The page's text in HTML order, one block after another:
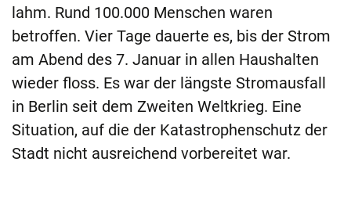
lahm. Rund 100.000 Menschen waren
betroffen. Vier Tage dauerte es, bis der Strom
am Abend des 7. Januar in allen Haushalten
wieder floss. Es war der längste Stromausfall
in Berlin seit dem Zweiten Weltkrieg. Eine
Situation, auf die der Katastrophenschutz der
Stadt nicht ausreichend vorbereitet war.